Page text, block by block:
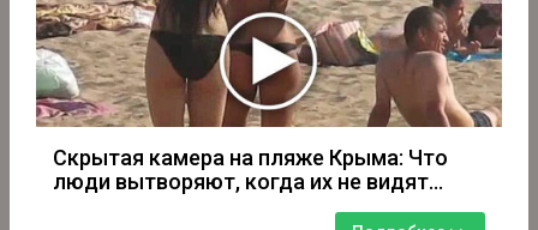
Скрытая камера на пляже Крыма: Что
люди вытворяют, когда их не видят...